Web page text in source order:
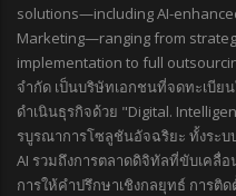
solutions—including AI-
Marketing—ranging from
implementation to full
จำกัด เป็นบริษัทเอกชนที่จดทะเบีย
ดำเนินธุรกิจด้วย "Digital.
รบูรณาการโซลูชันอัจฉริยะ ทั้งระบ
AI รวมถึงการตลาดดิจิทัลที่ขับเคลื่
การให้คำปรึกษาเชิงกลยุทธ์ การติ